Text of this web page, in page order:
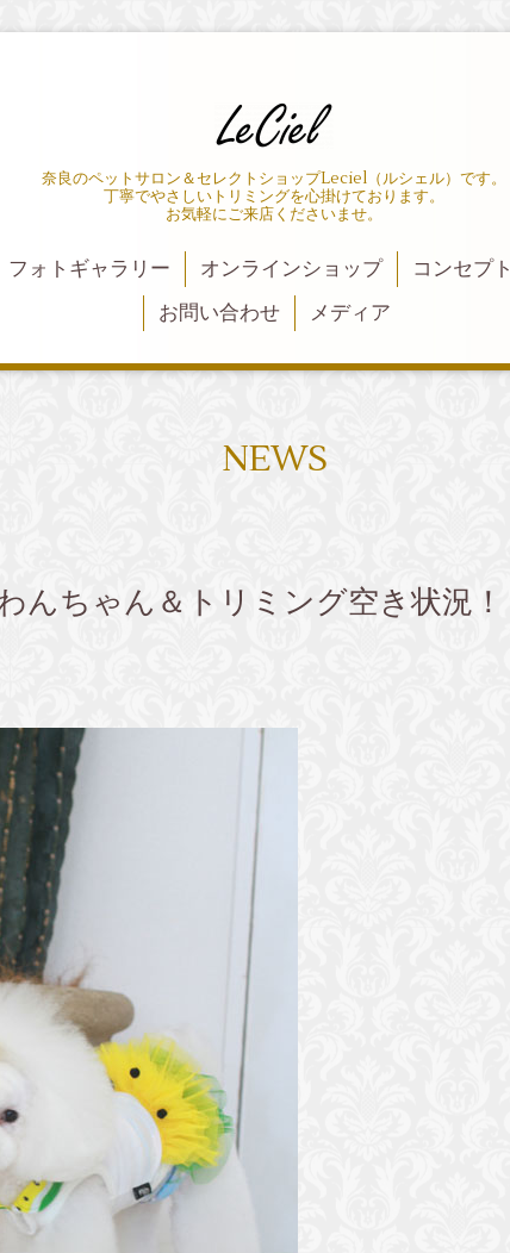
奈良のペットサロン＆セレクトショップLeciel（ルシェル）です。
丁寧でやさしいトリミングを心掛けております。
お気軽にご来店くださいませ。
フォトギャラリー オンラインショップ コンセプト
お問い合わせ
メディア
NEWS
んちゃん＆トリミング空き状況！